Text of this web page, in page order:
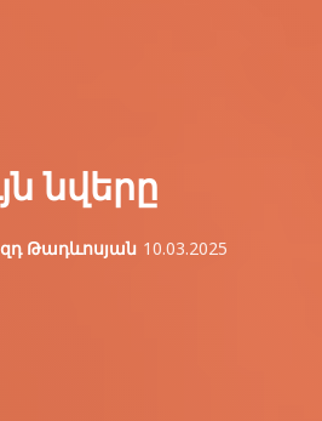
նվերը
Թադևոսյան 10.03.2025